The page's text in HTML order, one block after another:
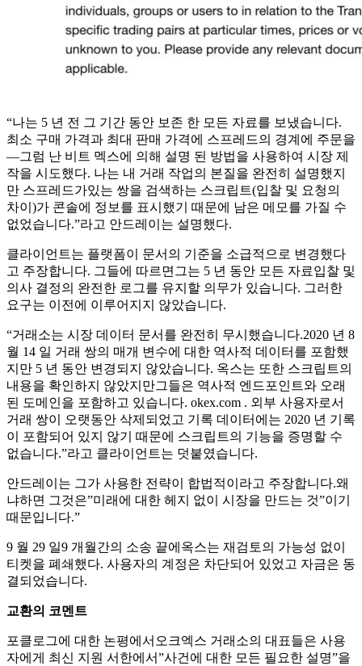
“나는 5 년 전 그 기간 동안 보존 한 모든 자료를 보냈습니다.
최소 구매 가격과 최대 판매 가격에 스프레드의 경계에 주문을
—그럼 난 비트 멕스에 의해 설명 된 방법을 사용하여 시장 제
작을 시도했다. 나는 내 거래 작업의 본질을 완전히 설명했지
만 스프레드가있는 쌍을 검색하는 스크립트(입찰 및 요청의
차이)가 콘솔에 정보를 표시했기 때문에 남은 메모를 가질 수
없었습니다.”라고 안드레이는 설명했다.
클라이언트는 플랫폼이 문서의 기준을 소급적으로 변경했다
고 주장합니다. 그들에 따르면그는 5 년 동안 모든 자료입찰 및
의사 결정의 완전한 로그를 유지할 의무가 있습니다. 그러한
요구는 이전에 이루어지지 않았습니다.
“거래소는 시장 데이터 문서를 완전히 무시했습니다.2020 년 8
월 14 일 거래 쌍의 매개 변수에 대한 역사적 데이터를 포함했
지만 5 년 동안 변경되지 않았습니다. 옥스는 또한 스크립트의
내용을 확인하지 않았지만그들은 역사적 엔드포인트와 오래
된 도메인을 포함하고 있습니다. okex.com . 외부 사용자로서
거래 쌍이 오랫동안 삭제되었고 기록 데이터에는 2020 년 기록
이 포함되어 있지 않기 때문에 스크립트의 기능을 증명할 수
없습니다.”라고 클라이언트는 덧붙였습니다.
안드레이는 그가 사용한 전략이 합법적이라고 주장합니다.왜
냐하면 그것은”미래에 대한 헤지 없이 시장을 만드는 것”이기
때문입니다.”
9 월 29 일9 개월간의 소송 끝에옥스는 재검토의 가능성 없이
티켓을 폐쇄했다. 사용자의 계정은 차단되어 있었고 자금은 동
결되었습니다.
교환의 코멘트
포클로그에 대한 논평에서오크엑스 거래소의 대표들은 사용
자에게 최신 지원 서한에서”사건에 대한 모든 필요한 설명”을